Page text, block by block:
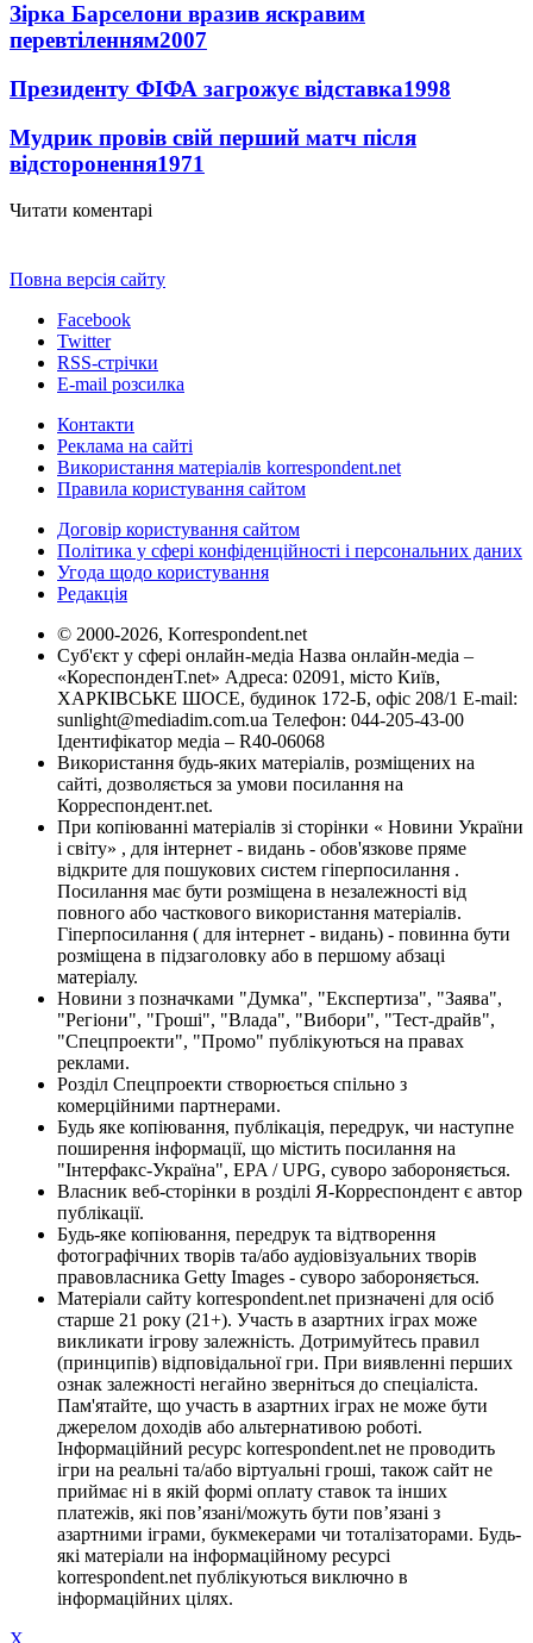
Зірка Барселони вразив яскравим
перевтіленням2007
Президенту ФІФА загрожує відставка1998
Мудрик провів свій перший матч після
відсторонення1971
Читати коментарі
Повна версія сайту
Facebook
Twitter
RSS-стрічки
E-mail розсилка
Контакти
Реклама на сайті
Використання матеріалів korrespondent.net
Правила користування сайтом
Договір користування сайтом
Політика у сфері конфіденційності і персональних даних
Угода щодо користування
Редакція
© 2000-2026, Korrespondent.net
Суб'єкт у сфері онлайн-медіа Назва онлайн-медіа –
«КореспонденТ.net» Адреса: 02091, місто Київ,
ХАРКІВСЬКЕ ШОСЕ, будинок 172-Б, офіс 208/1 E-mail:
sunlight@mediadim.com.ua Телефон: 044-205-43-00
Ідентифікатор медіа – R40-06068
Використання будь-яких матеріалів, розміщених на
сайті, дозволяється за умови посилання на
Корреспондент.net.
При копіюванні матеріалів зі сторінки « Новини України
і світу» , для інтернет - видань - обов'язкове пряме
відкрите для пошукових систем гіперпосилання .
Посилання має бути розміщена в незалежності від
повного або часткового використання матеріалів.
Гіперпосилання ( для інтернет - видань) - повинна бути
розміщена в підзаголовку або в першому абзаці
матеріалу.
Новини з позначками "Думка", "Експертиза", "Заява",
"Регіони", "Гроші", "Влада", "Вибори", "Тест-драйв",
"Спецпроекти", "Промо" публікуються на правах
реклами.
Розділ Спецпроекти створюється спільно з
комерційними партнерами.
Будь яке копіювання, публікація, передрук, чи наступне
поширення інформації, що містить посилання на
"Інтерфакс-Україна", EPA / UPG, суворо забороняється.
Власник веб-сторінки в розділі Я-Корреспондент є автор
публікації.
Будь-яке копіювання, передрук та відтворення
фотографічних творів та/або аудіовізуальних творів
правовласника Getty Images - суворо забороняється.
Матеріали сайту korrespondent.net призначені для осіб
старше 21 року (21+). Участь в азартних іграх може
викликати ігрову залежність. Дотримуйтесь правил
(принципів) відповідальної гри. При виявленні перших
ознак залежності негайно зверніться до спеціаліста.
Пам'ятайте, що участь в азартних іграх не може бути
джерелом доходів або альтернативою роботі.
Інформаційний ресурс korrespondent.net не проводить
ігри на реальні та/або віртуальні гроші, також сайт не
приймає ні в якій формі оплату ставок та інших
платежів, які пов’язані/можуть бути пов’язані з
азартними іграми, букмекерами чи тоталізаторами. Будь-
які матеріали на інформаційному ресурсі
korrespondent.net публікуються виключно в
інформаційних цілях.
X